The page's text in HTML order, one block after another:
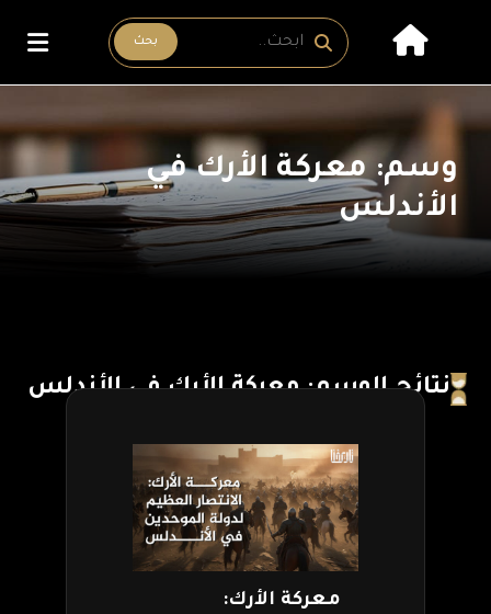
بحث
وسم: معركة الأرك في
الأندلس
نتائج الوسم: معركة الأرك في الأندلس
معركة الأرك: